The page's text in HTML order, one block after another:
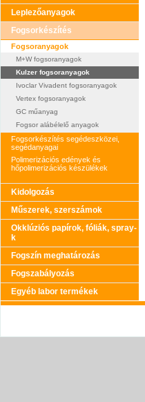
Leplezőanyagok
Fogsorkészítés
Fogsoranyagok
M+W fogsoranyagok
Kulzer fogsoranyagok
Ivoclar Vivadent fogsoranyagok
Vertex fogsoranyagok
GC műanyag
Fogsor alábélelő anyagok
Fogsorkészítés segédeszközei,
segédanyagai
Polimerizációs edények és
hőpolimerizációs készülékek
Kidolgozás
Műszerek, szerszámok
Okklúziós papírok, fóliák, spray-
k
Fogszín meghatározás
Fogszabályozás
Egyéb labor termékek